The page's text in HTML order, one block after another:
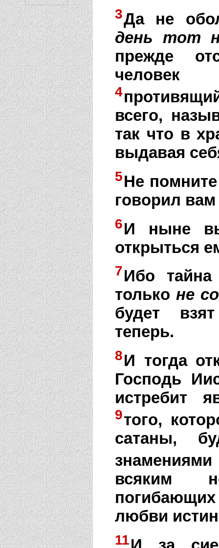
3Да не
день тот
прежде
человек
4
всего,
так что в
выдавая
5Не
говорил вам
6И ныне вы
открыться
7Ибо тайна
только не
будет
теперь.
8И тогда
Господь
истребит
9того,
сатаны,
всяким
любви
11